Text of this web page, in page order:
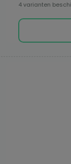
4 varianten